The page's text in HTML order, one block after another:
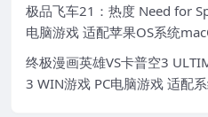
极品飞车21：热度 Need for
电脑游戏 适配苹果OS系统
终极漫画英雄VS卡普空3
3 WIN游戏 PC电脑游戏 适配